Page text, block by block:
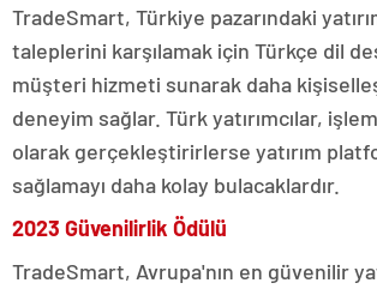
TradeSmart, Türkiye pazarındaki
taleplerini karşılamak için Türkçe dil
müşteri hizmeti sunarak daha
deneyim sağlar. Türk yatırımcılar,
olarak gerçekleştirirlerse yatırım
sağlamayı daha kolay bulacaklardır.
2023 Güvenilirlik Ödülü
TradeSmart, Avrupa'nın en güvenilir